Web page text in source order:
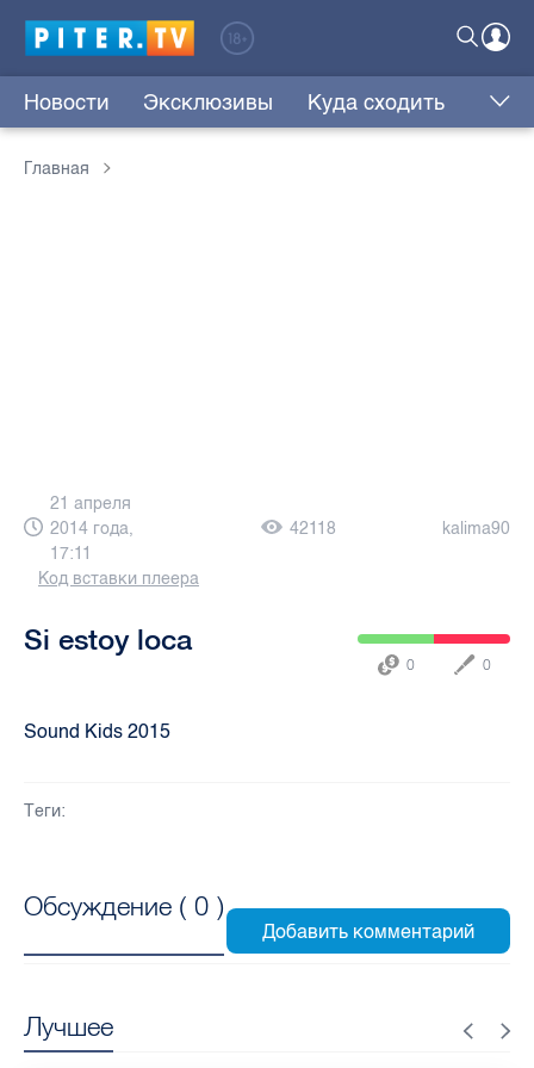
Новости Эксклюзивы Куда сходить
Главная
21 апреля
2014 года,
17:11
42118 kalima90
Код вставки плеера
Si estoy loca
0 0
Sound Kids 2015
Теги:
Обсуждение ( 0 )
Лучшее